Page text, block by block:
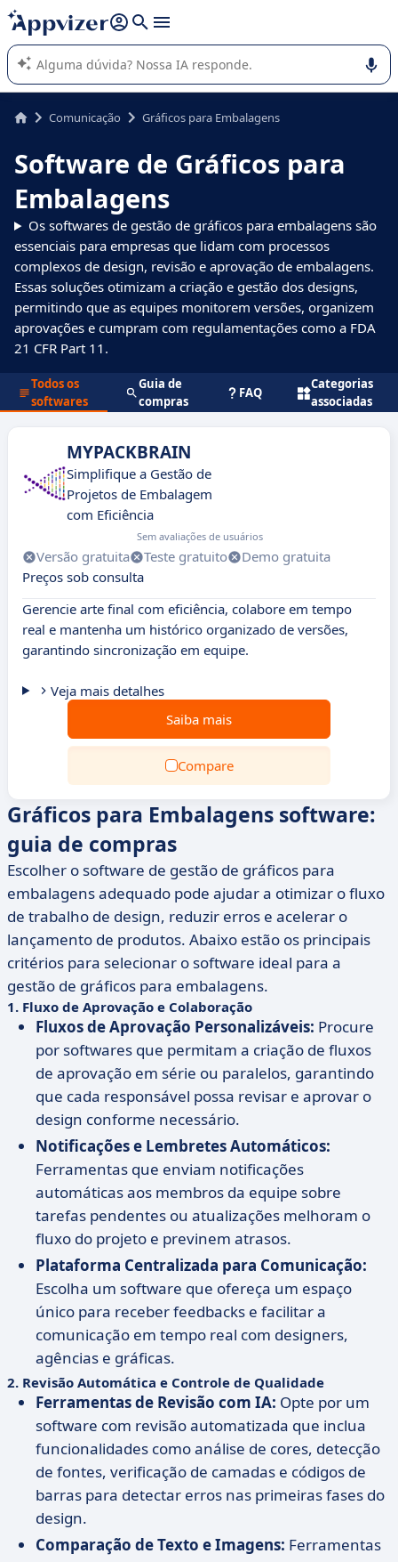
de nossa IA (várias linhas com
A IA do Appvizer o orienta no uso ou na seleção de software
SaaS para sua empresa.
Comunicação Gráficos para Embalagens
Software de Gráficos para
Embalagens
Os softwares de gestão de gráficos para embalagens são
essenciais para empresas que lidam com processos
complexos de design, revisão e aprovação de embalagens.
Essas soluções otimizam a criação e gestão dos designs,
permitindo que as equipes monitorem versões, organizem
aprovações e cumpram com regulamentações como a FDA
21 CFR Part 11.
Todos os
softwares
Guia de
compras
FAQ
Categorias
associadas
MYPACKBRAIN
Simplifique a Gestão de
Projetos de Embalagem
com Eficiência
Sem avaliações de usuários
Versão gratuita Teste gratuito
Demo gratuita
Preços sob consulta
Gerencie arte final com eficiência, colabore em tempo
real e mantenha um histórico organizado de versões,
garantindo sincronização em equipe.
Veja mais detalhes
Saiba mais
Compare
Gráficos para Embalagens software:
guia de compras
Escolher o software de gestão de gráficos para
embalagens adequado pode ajudar a otimizar o fluxo
de trabalho de design, reduzir erros e acelerar o
lançamento de produtos. Abaixo estão os principais
critérios para selecionar o software ideal para a
gestão de gráficos para embalagens.
1. Fluxo de Aprovação e Colaboração
Fluxos de Aprovação Personalizáveis: Procure
por softwares que permitam a criação de fluxos
de aprovação em série ou paralelos, garantindo
que cada responsável possa revisar e aprovar o
design conforme necessário.
Notificações e Lembretes Automáticos:
Ferramentas que enviam notificações
automáticas aos membros da equipe sobre
tarefas pendentes ou atualizações melhoram o
fluxo do projeto e previnem atrasos.
Plataforma Centralizada para Comunicação:
Escolha um software que ofereça um espaço
único para receber feedbacks e facilitar a
comunicação em tempo real com designers,
agências e gráficas.
2. Revisão Automática e Controle de Qualidade
Ferramentas de Revisão com IA: Opte por um
software com revisão automatizada que inclua
funcionalidades como análise de cores, detecção
de fontes, verificação de camadas e códigos de
barras para detectar erros nas primeiras fases do
design.
Comparação de Texto e Imagens: Ferramentas